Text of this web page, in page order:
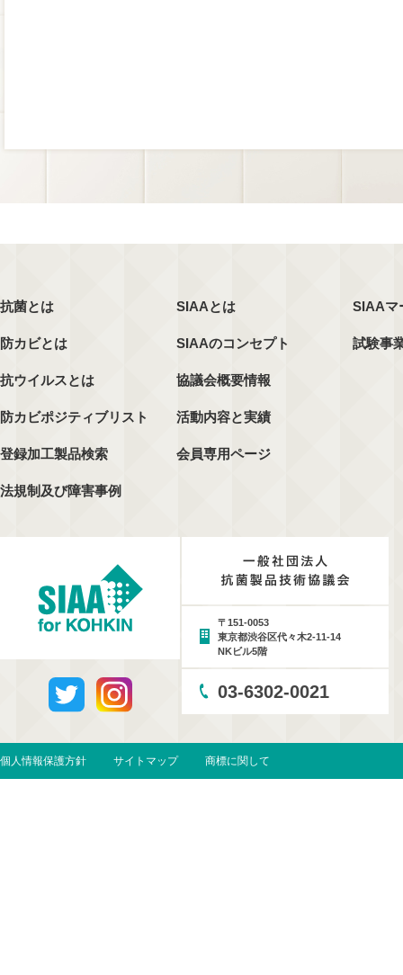
抗菌とは
防カビとは
抗ウイルスとは
防カビポジティブリスト
登録加工製品検索
法規制及び障害事例
SIAAとは
SIAAのコンセプト
協議会概要情報
活動内容と実績
会員専用ページ
SIAAマ
試験事
〒151-0053
東京都渋谷区代々木2-11-14
NKビル5階
03-6302-0021
個人情報保護方針 サイトマップ 商標に関して